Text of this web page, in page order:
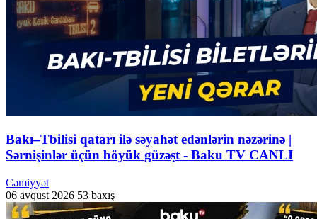
Bakı–Tbilisi qatarı ilə səyahət edənlərin nəzərinə |
Sərnişinlər üçün böyük güzəşt - Baku TV CANLI
Cəmiyyət
06 avqust 2026 53 baxış